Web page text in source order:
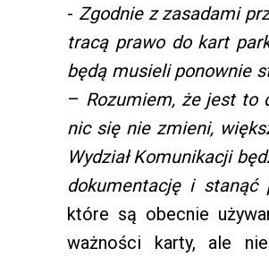
- Zgodnie z zasadami
tracą prawo do kart
będą musieli ponownie
– Rozumiem, że jest to
nic się nie zmieni,
Wydział Komunikacji
dokumentację i stanąć
które są obecnie
ważności karty, ale